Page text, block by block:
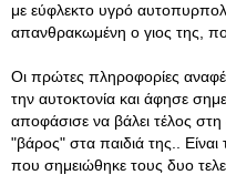
με εύφλεκτο υγρό
απανθρακωμένη ο γιος της,
Οι πρώτες πληροφορίες
την αυτοκτονία και άφησε
αποφάσισε να βάλει τέλος στη
"βάρος" στα παιδιά της..
που σημειώθηκε τους δυο